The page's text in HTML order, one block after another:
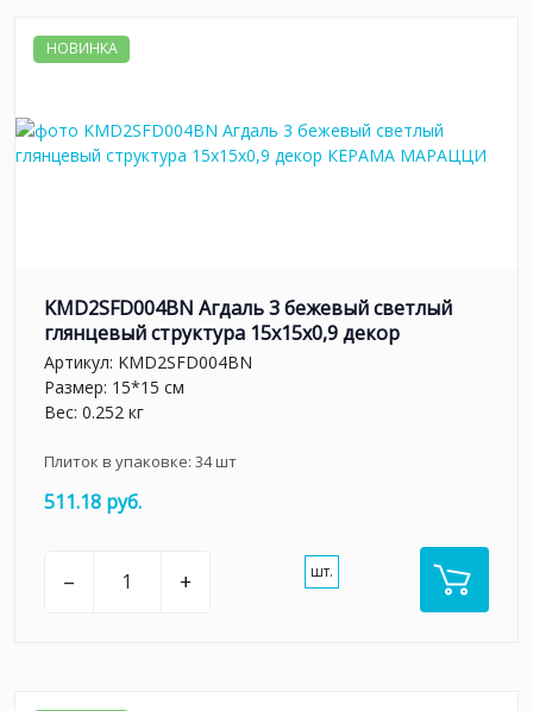
НОВИНКА
KMD2SFD004BN Агдаль 3 бежевый светлый
глянцевый структура 15x15x0,9 декор
Артикул: KMD2SFD004BN
Размер: 15*15 см
Вес: 0.252 кг
Плиток в упаковке: 34шт
511.18 руб.
– + шт.